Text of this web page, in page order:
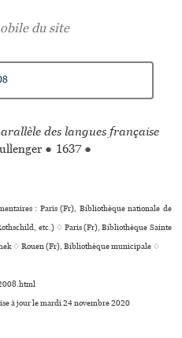
des langues française
● 1637 ●
: Paris (Fr), Bibliothèque nationale de
etc.) ♢ Paris (Fr), Bibliothèque Sainte
♢ Rouen (Fr), Bibliothèque muni­ci­pale ♢
à jour le mardi 24 novembre 2020